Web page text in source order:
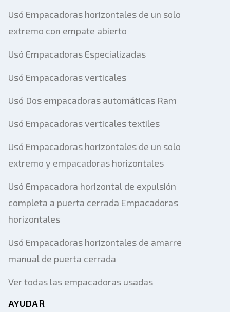
Usó Empacadoras horizontales de un solo
extremo con empate abierto
Usó Empacadoras Especializadas
Usó Empacadoras verticales
Usó Dos empacadoras automáticas Ram
Usó Empacadoras verticales textiles
Usó Empacadoras horizontales de un solo
extremo y empacadoras horizontales
Usó Empacadora horizontal de expulsión
completa a puerta cerrada Empacadoras
horizontales
Usó Empacadoras horizontales de amarre
manual de puerta cerrada
Ver todas las empacadoras usadas
AYUDAR